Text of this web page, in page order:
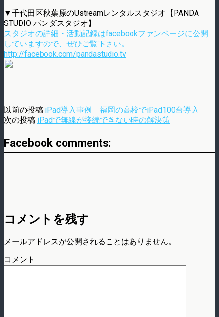
▼千代田区秋葉原のUstreamレンタルスタジオ【PANDA
STUDIO パンダスタジオ】
スタジオの詳細・活動記録はfacebookファンページに公開
していますので、ぜひご覧下さい。
http://facebook.com/pandastudio.tv
以前の投稿 iPad導入事例 福岡の高校でiPad100台導入
次の投稿 iPadで無線が接続できない時の解決策
Facebook comments:
コメントを残す
メールアドレスが公開されることはありません。
コメント